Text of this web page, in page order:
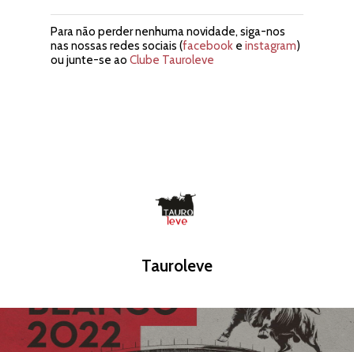
Para não perder nenhuma novidade, siga-nos
nas nossas redes sociais (facebook e instagram)
ou junte-se ao Clube Tauroleve
TauroleveApoderamentos
Tristão Ribeiro Telles
Notícias
Multimédia
Bilheteira